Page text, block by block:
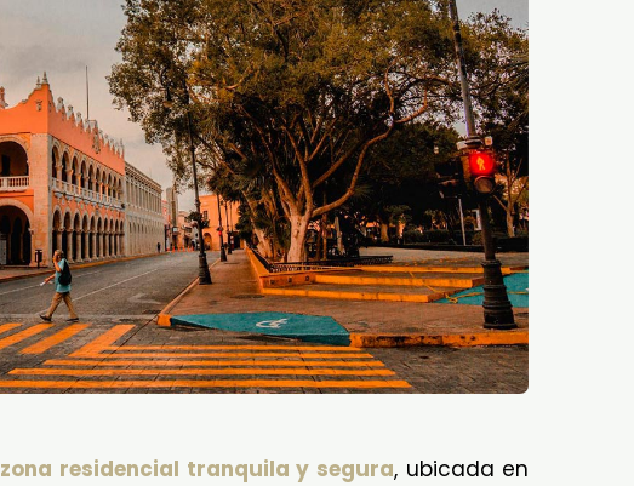
zona residencial tranquila y segura, ubicada en